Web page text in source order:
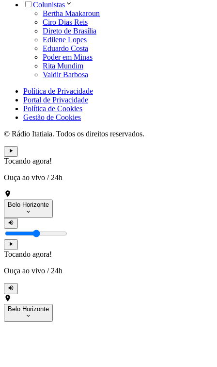
Colunistas
Bertha Maakaroun
Ciro Dias Reis
Direto de Brasília
Edilene Lopes
Eduardo Costa
Poder em Minas
Rita Mundim
Valdir Barbosa
Política de Privacidade
Portal de Privacidade
Política de Cookies
Gestão de Cookies
© Rádio Itatiaia. Todos os direitos reservados.
Tocando agora!
Ouça ao vivo / 24h
Belo Horizonte
Tocando agora!
Ouça ao vivo / 24h
Belo Horizonte